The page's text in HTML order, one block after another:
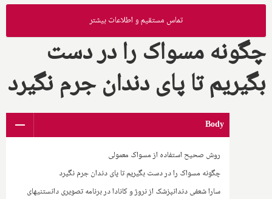
تماس مستقیم و اطلاعات بیشتر
چگونه مسواک را در دست
بگیریم تا پای دندان جرم نگیرد
Body
روش صحیح استفاده از مسواک معمولی
چگونه مسواک را در دست بگیریم تا پای دندان جرم نگیرد
سارا شعفی دندانپزشک از نروژ و کانادا در برنامه تصویری دانستنیهای